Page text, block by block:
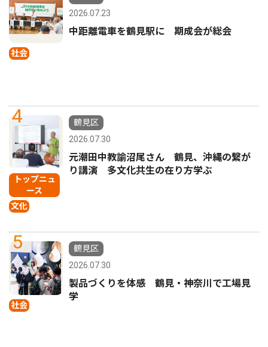
社会
2026.07.23
中距離電車を鶴見駅に 期成会が総会
4
トップニュ
ース
文化
鶴見区
2026.07.30
元潮田中教諭沼尾さん 鶴見、沖縄の繋が
り講演 多文化共生の在り方学ぶ
5
社会
鶴見区
2026.07.30
製品づくりを体感 鶴見・神奈川で工場見
学